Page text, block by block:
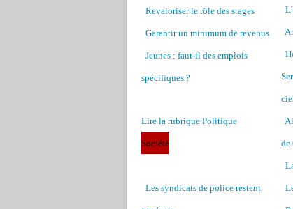
Revaloriser le rôle des stages
Garantir un minimum de revenus
Jeunes : faut-il des emplois
spécifiques ?
Lire la rubrique Politique
Société
Les syndicats de police restent
de